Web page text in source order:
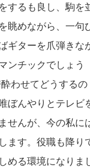
するも良し、駒を
眺めながら、一句
ギターを爪弾き
ンチックでしょう
わせてどうするの
んやりとテレビ
せんが、今の私に
ます。役職も降り
める環境になりま